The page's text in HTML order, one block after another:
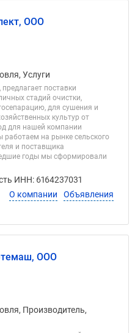
ООО
Услуги
поставки
стадий очистки,
для сушения и
культур от
для нашей компании
на рынке сельского
и поставщика
годы мы сформировали
ИНН: 6164237031
О компании
Объявления
ООО
Производитель,